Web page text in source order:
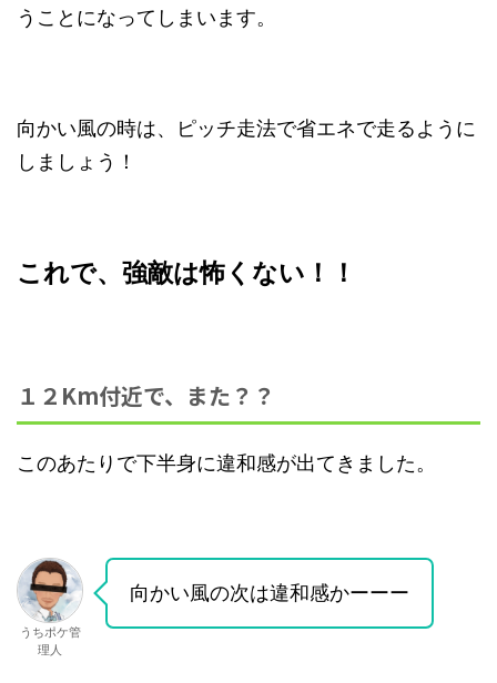
うことになってしまいます。
向かい風の時は、ピッチ走法で省エネで走るように
しましょう！
これで、強敵は怖くない！！
１２Km付近で、また？？
このあたりで下半身に違和感が出てきました。
うちポケ管
理人
向かい風の次は違和感かーーー